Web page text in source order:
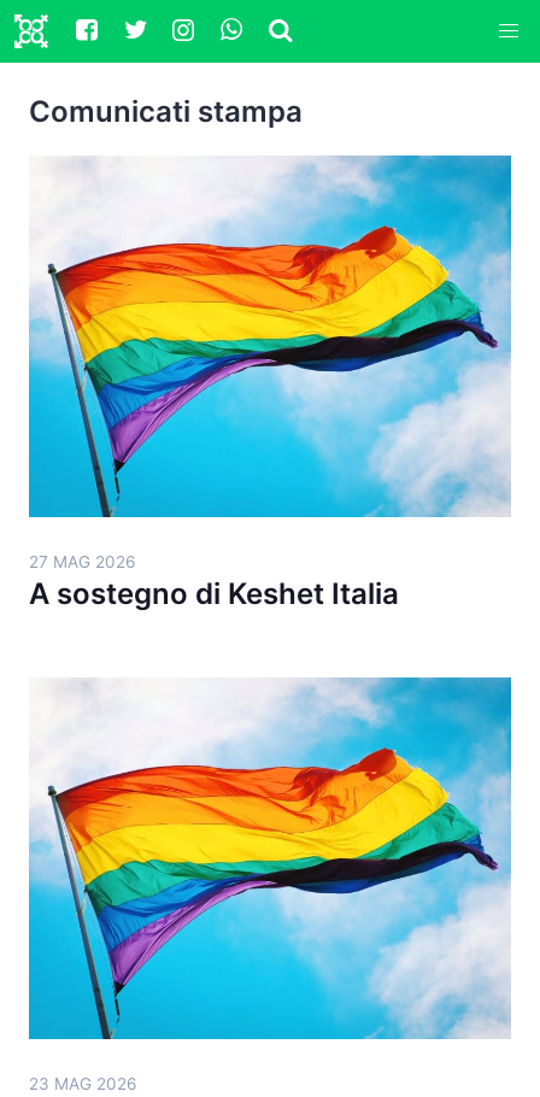
Comunicati stampa
27 MAG 2026
A sostegno di Keshet Italia
23 MAG 2026